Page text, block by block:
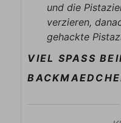
und die
verzieren,
gehackte
VIEL SPASS